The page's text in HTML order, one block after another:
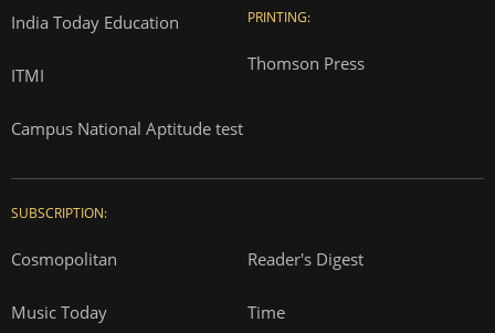
India Today Education
ITMI
Campus National Aptitude test
PRINTING:
Thomson Press
SUBSCRIPTION:
Cosmopolitan Reader's Digest
Music Today Time